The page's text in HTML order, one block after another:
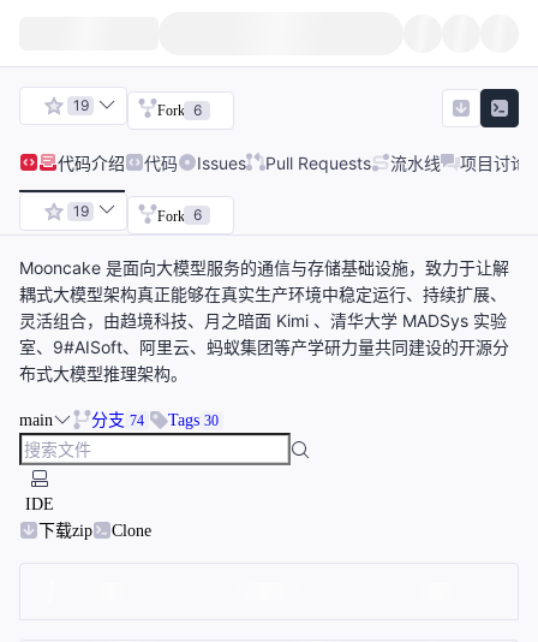
19 Fork 6
代码介绍 代码 Issues Pull Requests 流水线 项目讨论
19 Fork 6
Mooncake 是面向大模型服务的通信与存储基础设施，致力于让解
耦式大模型架构真正能够在真实生产环境中稳定运行、持续扩展、
灵活组合，由趋境科技、月之暗面 Kimi 、清华大学 MADSys 实验
室、9#AISoft、阿里云、蚂蚁集团等产学研力量共同建设的开源分
布式大模型推理架构。
main 分支 74 Tags 30
IDE
下载zip
Clone